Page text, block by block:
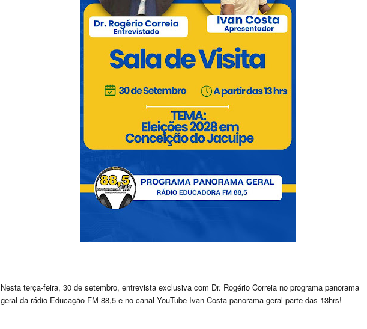
Nesta terça-feira, 30 de setembro, entrevista exclusiva com Dr. Rogério Correia no programa panorama
geral da rádio Educação FM 88,5 e no canal YouTube Ivan Costa panorama geral parte das 13hrs!